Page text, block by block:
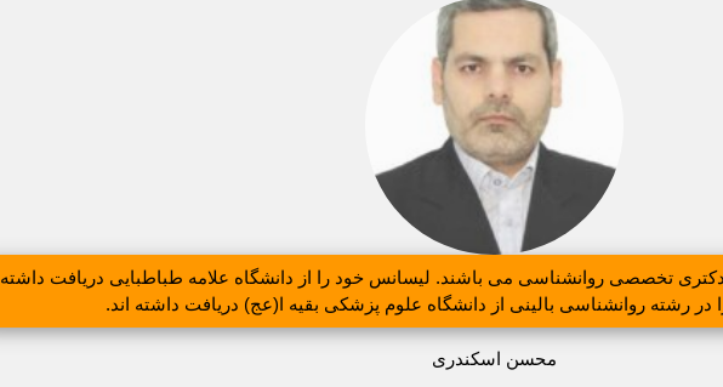
تخصصی روانشناسی می باشند. لیسانس خود را از دانشگاه علامه طباطبایی دریافت داشته
رشته روانشناسی بالینی از دانشگاه علوم پزشکی بقیه ا(عج) دریافت داشته اند.
محسن اسکندری